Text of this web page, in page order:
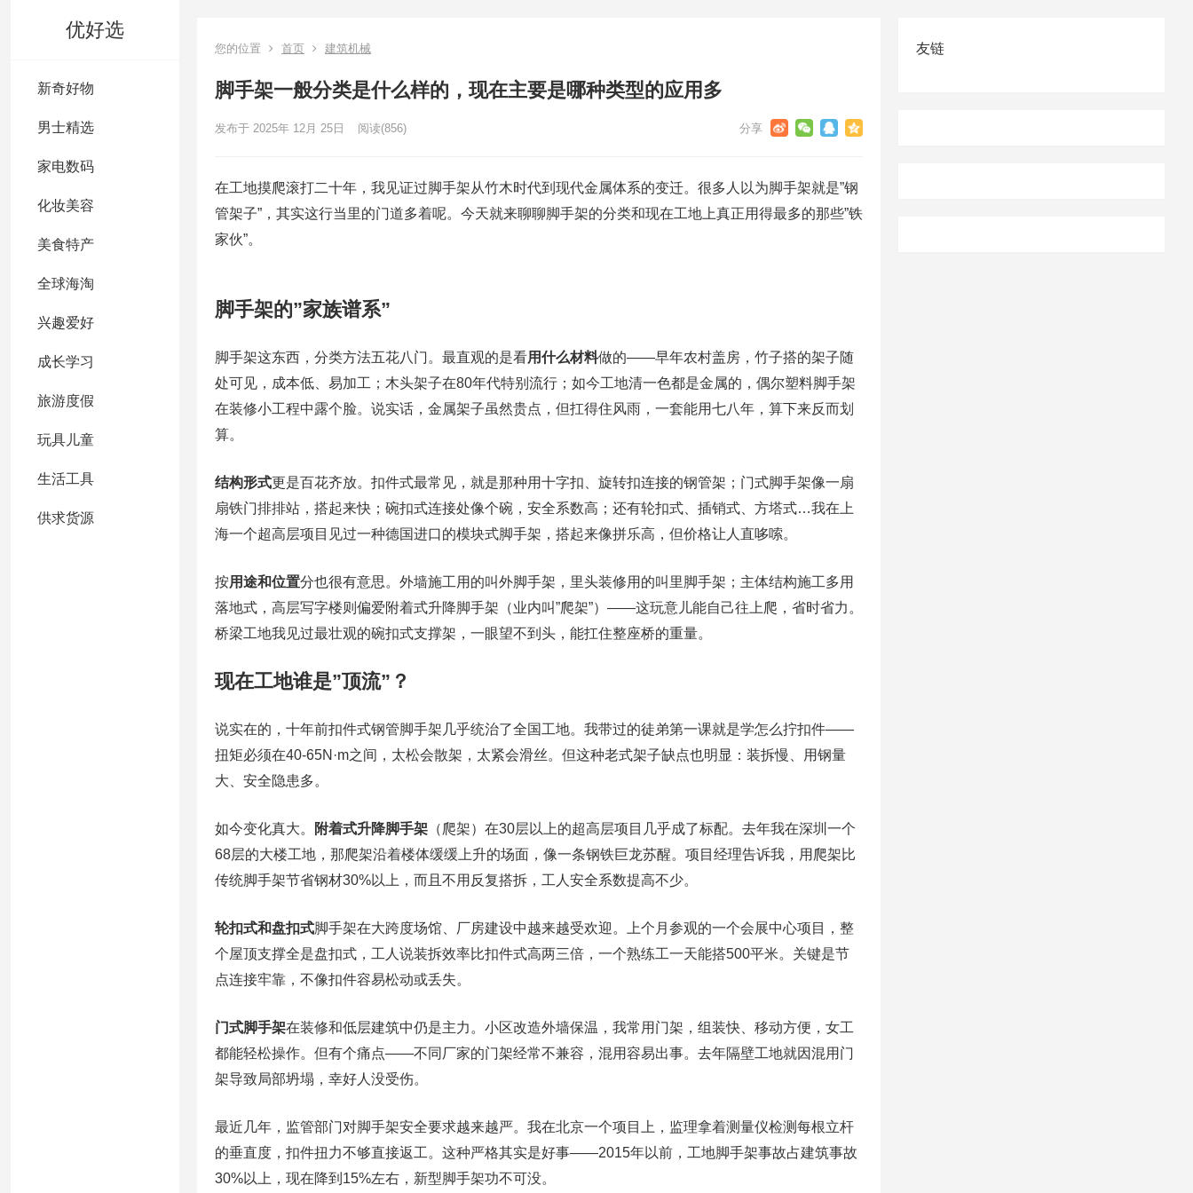
优好选
新奇好物
男士精选
家电数码
化妆美容
美食特产
全球海淘
兴趣爱好
成长学习
旅游度假
玩具儿童
生活工具
供求货源
您的位置 首页 建筑机械
脚手架一般分类是什么样的，现在主要是哪种类型的应用多
发布于 2025年 12月 25日 阅读(856)
在工地摸爬滚打二十年，我见证过脚手架从竹木时代到现代金属体系的变迁。很多人以为脚手架就是”钢
管架子”，其实这行当里的门道多着呢。今天就来聊聊脚手架的分类和现在工地上真正用得最多的那些”铁
家伙”。
脚手架的”家族谱系”
脚手架这东西，分类方法五花八门。最直观的是看用什么材料做的——早年农村盖房，竹子搭的架子随
处可见，成本低、易加工；木头架子在80年代特别流行；如今工地清一色都是金属的，偶尔塑料脚手架
在装修小工程中露个脸。说实话，金属架子虽然贵点，但扛得住风雨，一套能用七八年，算下来反而划
算。
结构形式更是百花齐放。扣件式最常见，就是那种用十字扣、旋转扣连接的钢管架；门式脚手架像一扇
扇铁门排排站，搭起来快；碗扣式连接处像个碗，安全系数高；还有轮扣式、插销式、方塔式…我在上
海一个超高层项目见过一种德国进口的模块式脚手架，搭起来像拼乐高，但价格让人直哆嗦。
按用途和位置分也很有意思。外墙施工用的叫外脚手架，里头装修用的叫里脚手架；主体结构施工多用
落地式，高层写字楼则偏爱附着式升降脚手架（业内叫”爬架”）——这玩意儿能自己往上爬，省时省力。
桥梁工地我见过最壮观的碗扣式支撑架，一眼望不到头，能扛住整座桥的重量。
现在工地谁是”顶流”？
说实在的，十年前扣件式钢管脚手架几乎统治了全国工地。我带过的徒弟第一课就是学怎么拧扣件——
扭矩必须在40-65N·m之间，太松会散架，太紧会滑丝。但这种老式架子缺点也明显：装拆慢、用钢量
大、安全隐患多。
如今变化真大。 附着式升降脚手架 （爬架）在30层以上的超高层项目几乎成了标配。去年我在深圳一个
68层的大楼工地，那爬架沿着楼体缓缓上升的场面，像一条钢铁巨龙苏醒。项目经理告诉我，用爬架比
传统脚手架节省钢材30%以上，而且不用反复搭拆，工人安全系数提高不少。
轮扣式和盘扣式脚手架在大跨度场馆、厂房建设中越来越受欢迎。上个月参观的一个会展中心项目，整
个屋顶支撑全是盘扣式，工人说装拆效率比扣件式高两三倍，一个熟练工一天能搭500平米。关键是节
点连接牢靠，不像扣件容易松动或丢失。
门式脚手架在装修和低层建筑中仍是主力。小区改造外墙保温，我常用门架，组装快、移动方便，女工
都能轻松操作。但有个痛点——不同厂家的门架经常不兼容，混用容易出事。去年隔壁工地就因混用门
架导致局部坍塌，幸好人没受伤。
最近几年，监管部门对脚手架安全要求越来越严。我在北京一个项目上，监理拿着测量仪检测每根立杆
的垂直度，扣件扭力不够直接返工。这种严格其实是好事——2015年以前，工地脚手架事故占建筑事故
30%以上，现在降到15%左右，新型脚手架功不可没。
友链